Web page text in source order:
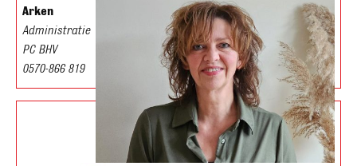
Arken
Administratie
PC BHV
0570-866 819